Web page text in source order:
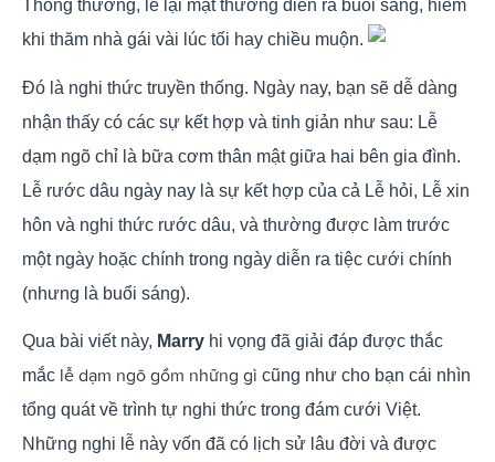
Thông thường, lễ lại mặt thường diễn ra buổi sáng, hiếm
khi thăm nhà gái vài lúc tối hay chiều muộn.
Đó là nghi thức truyền thống. Ngày nay, bạn sẽ dễ dàng
nhận thấy có các sự kết hợp và tinh giản như sau: Lễ
dạm ngõ chỉ là bữa cơm thân mật giữa hai bên gia đình.
Lễ rước dâu ngày nay là sự kết hợp của cả Lễ hỏi, Lễ xin
hôn và nghi thức rước dâu, và thường được làm trước
một ngày hoặc chính trong ngày diễn ra tiệc cưới chính
(nhưng là buổi sáng).
Qua bài viết này, Marry hi vọng đã giải đáp được thắc
mắc lễ dạm ngõ gồm những gì cũng như cho bạn cái nhìn
tổng quát về trình tự nghi thức trong đám cưới Việt.
Những nghi lễ này vốn đã có lịch sử lâu đời và được